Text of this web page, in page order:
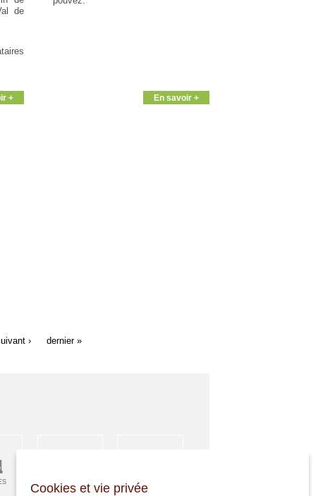
de
+ En savoir +
› dernier »
HÉBERGEMENT
ACTIVITÉS
SPORTIVES
Cookies et vie privée